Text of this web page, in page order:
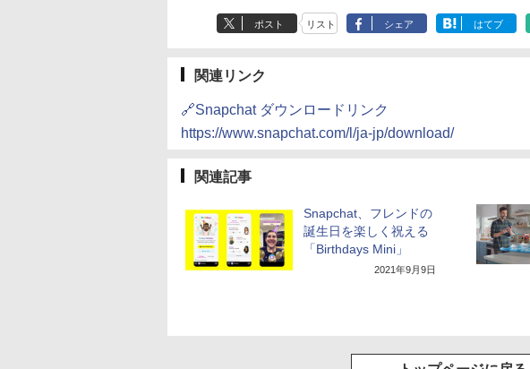
ポスト リスト シェア はてブ
関連リンク
🔗Snapchat ダウンロードリンク
https://www.snapchat.com/l/ja-jp/download/
関連記事
Snapchat、フレンドの
誕生日を楽しく祝える
「Birthdays Mini」
2021年9月9日